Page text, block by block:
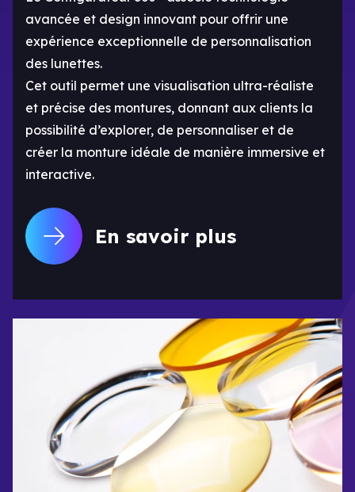
avancée et design innovant pour offrir une
expérience exceptionnelle de personnalisation
des lunettes.
Cet outil permet une visualisation ultra-réaliste
et précise des montures, donnant aux clients la
possibilité d’explorer, de personnaliser et de
créer la monture idéale de manière immersive et
interactive.
En savoir plus